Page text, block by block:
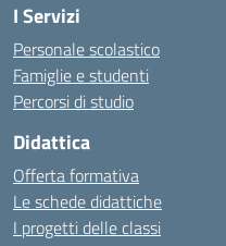
I Servizi
Personale scolastico
Famiglie e studenti
Percorsi di studio
Didattica
Offerta formativa
Le schede didattiche
I progetti delle classi